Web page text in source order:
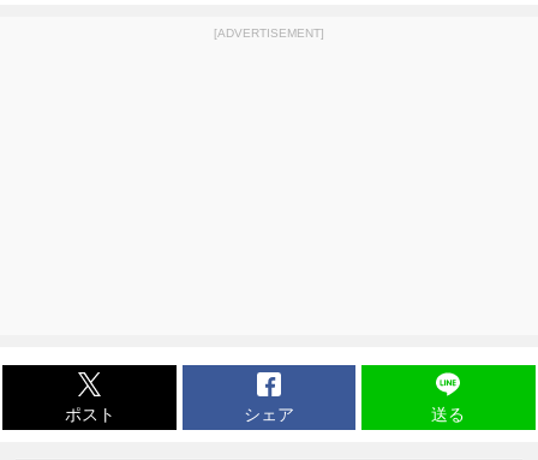
[ADVERTISEMENT]
ポスト シェア 送る